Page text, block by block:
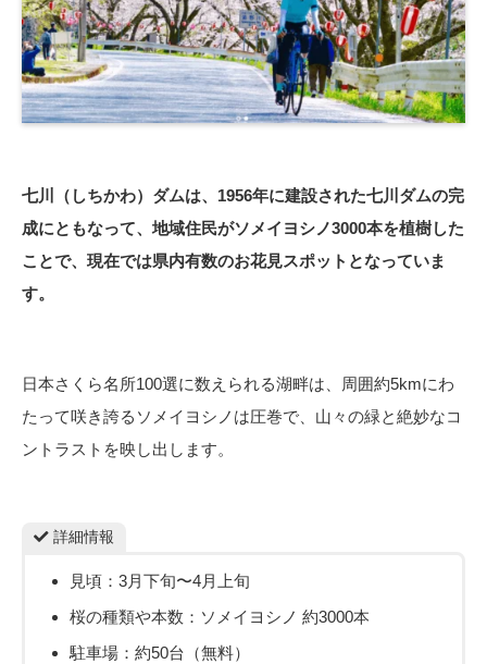
七川（しちかわ）ダムは、1956年に建設された七川ダムの完
成にともなって、地域住民がソメイヨシノ3000本を植樹した
ことで、現在では県内有数のお花見スポットとなっていま
す。
日本さくら名所100選に数えられる湖畔は、周囲約5kmにわ
たって咲き誇るソメイヨシノは圧巻で、山々の緑と絶妙なコ
ントラストを映し出します。
詳細情報
見頃：3月下旬〜4月上旬
桜の種類や本数：ソメイヨシノ 約3000本
駐車場：約50台（無料）